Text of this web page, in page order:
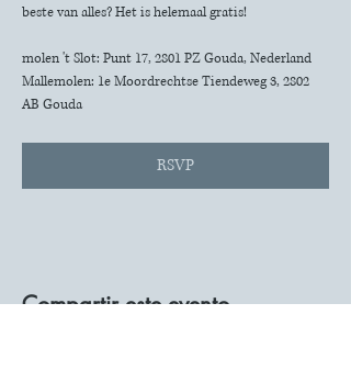
beste van alles? Het is helemaal gratis!
molen 't Slot: Punt 17, 2801 PZ Gouda, Nederland
Mallemolen: 1e Moordrechtse Tiendeweg 3, 2802
AB Gouda
RSVP
Compartir este evento